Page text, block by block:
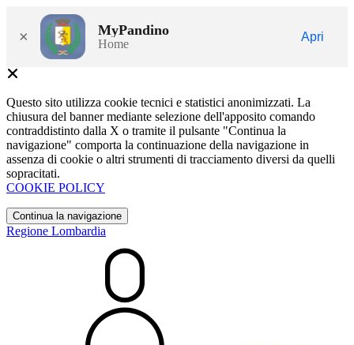
× MyPandino
Home
Apri
Questo sito utilizza cookie tecnici e statistici anonimizzati. La
chiusura del banner mediante selezione dell'apposito comando
contraddistinto dalla X o tramite il pulsante "Continua la
navigazione" comporta la continuazione della navigazione in
assenza di cookie o altri strumenti di tracciamento diversi da quelli
sopracitati.
COOKIE POLICY
Continua la navigazione
Regione Lombardia